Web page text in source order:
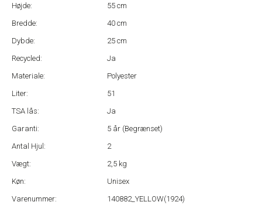
Højde:
55 cm
Bredde:
40 cm
Dybde:
25 cm
Recycled:
Ja
Materiale:
Polyester
Liter:
51
TSA lås:
Ja
Garanti:
5 år (Begrænset)
Antal Hjul:
2
Vægt:
2,5 kg
Køn:
Unisex
Varenummer:
140882_YELLOW(1924)